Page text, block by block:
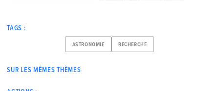
TAGS :
ASTRONOMIE RECHERCHE
SUR LES MÊMES THÈMES